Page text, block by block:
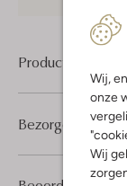
Wij,
onze
Wij
Product informatie
Bezorgen &